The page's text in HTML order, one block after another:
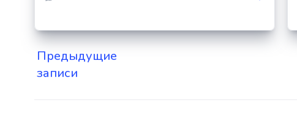
Навигация
по
Предыдущие
записи